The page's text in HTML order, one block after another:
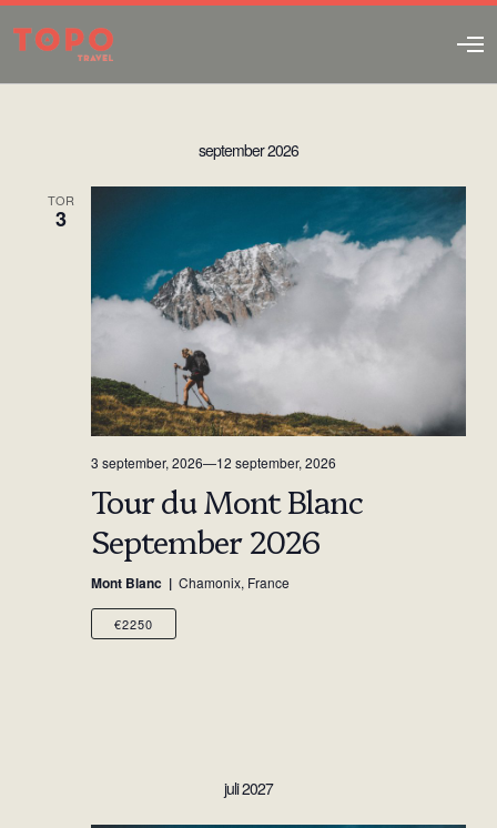
O
e
u
september 2026
TOR
3
Tour du Mont Blanc
September 2026
3 september, 2026—12 september, 2026
Mont Blanc Chamonix, France
€2250
juli 2027